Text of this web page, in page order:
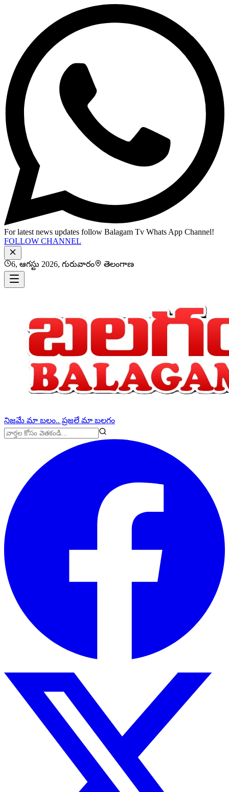
For latest news updates follow Balagam Tv Whats App Channel!
FOLLOW CHANNEL
6, ఆగస్టు 2026, గురువారం తెలంగాణ
నిజమే మా బలం.. ప్రజలే మా బలగం